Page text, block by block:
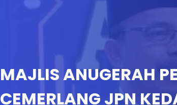
MAJLIS ANUGERAH
CEMERLANG JPN